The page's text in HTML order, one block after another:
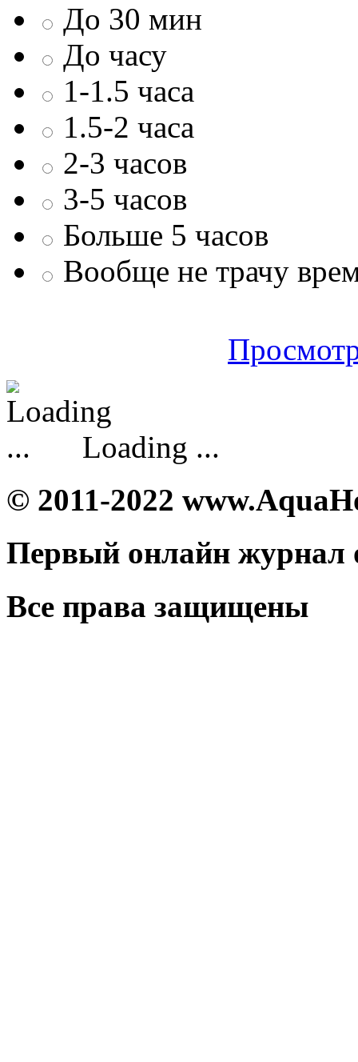
До 30 мин
До часу
1-1.5 часа
1.5-2 часа
2-3 часов
3-5 часов
Больше 5 часов
Вообще не трачу
Loading ...
© 2011-2022
Первый онлайн журнал
Все права защищены